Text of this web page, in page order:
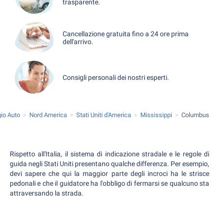
trasparente.
Cancellazione gratuita fino a 24 ore prima
dell'arrivo.
Consigli personali dei nostri esperti.
Auto Nord America Stati Uniti d'America Mississippi Columbus
Rispetto all'Italia, il sistema di indicazione stradale e le regole di
guida negli Stati Uniti presentano qualche differenza. Per esempio,
devi sapere che qui la maggior parte degli incroci ha le strisce
pedonali e che il guidatore ha l'obbligo di fermarsi se qualcuno sta
attraversando la strada.